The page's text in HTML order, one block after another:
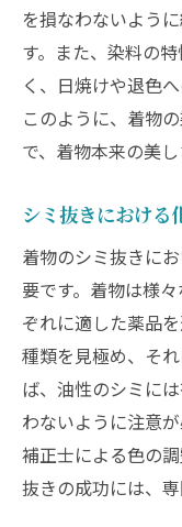
を損なわないよう
す。また、染料の
く、日焼けや退色
このように、着物
で、着物本来の美
シミ抜きにおける
着物のシミ抜きに
要です。着物は様
ぞれに適した薬品
種類を見極め、そ
ば、油性のシミに
わないように注意
補正士による色の
抜きの成功には、